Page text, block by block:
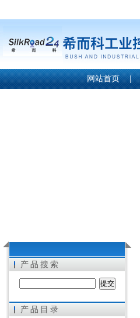
希而科工业控制设备（上海）有限公司
网站首页 |
产品搜索
产品目录